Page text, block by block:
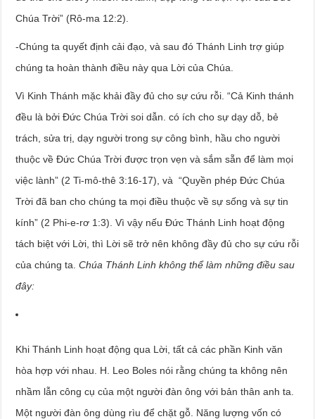
Chúa Trời” (Rô-ma 12:2).
-Chúng ta quyết định cải đạo, và sau đó Thánh Linh trợ giúp
chúng ta hoàn thành điều này qua Lời của Chúa.
Vì Kinh Thánh mặc khải đầy đủ cho sự cứu rỗi. “Cả Kinh thánh
đều là bởi Đức Chúa Trời soi dẫn. có ích cho sự dạy dỗ, bẻ
trách, sửa trị, dạy người trong sự công bình, hầu cho người
thuộc về Đức Chúa Trời được trọn vẹn và sắm sẵn để làm mọi
việc lành” (2 Ti-mô-thê 3:16-17), và “Quyền phép Đức Chúa
Trời đã ban cho chúng ta mọi điều thuộc về sự sống và sự tin
kính” (2 Phi-e-rơ 1:3). Vì vậy nếu Đức Thánh Linh hoạt động
tách biệt với Lời, thì Lời sẽ trở nên không đầy đủ cho sự cứu rỗi
của chúng ta.Chúa Thánh Linh không thể làm những điều sau
đây:
Khi Thánh Linh hoạt động qua Lời, tất cả các phần Kinh văn
hòa hợp với nhau. H. Leo Boles nói rằng chúng ta không nên
nhầm lẫn công cụ của một người đàn ông với bản thân anh ta.
Một người đàn ông dùng rìu để chặt gỗ. Năng lượng vốn có